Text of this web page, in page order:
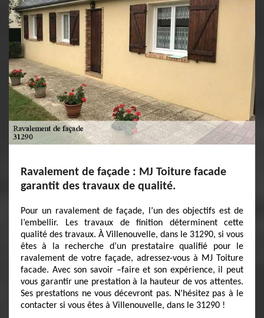
Ravalement de façade : MJ Toiture facade
garantit des travaux de qualité.
Pour un ravalement de façade, l’un des objectifs est de
l’embellir. Les travaux de finition déterminent cette
qualité des travaux. À Villenouvelle, dans le 31290, si vous
êtes à la recherche d’un prestataire qualifié pour le
ravalement de votre façade, adressez-vous à MJ Toiture
facade. Avec son savoir –faire et son expérience, il peut
vous garantir une prestation à la hauteur de vos attentes.
Ses prestations ne vous décevront pas. N’hésitez pas à le
contacter si vous êtes à Villenouvelle, dans le 31290 !